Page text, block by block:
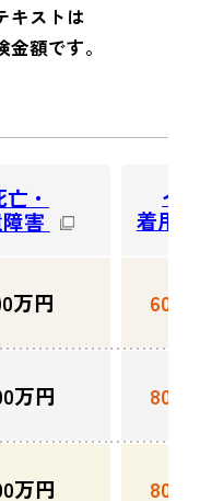
キストは
額です。
亡・
害
万円 600
万円 800
万円 800
ヘ
着用